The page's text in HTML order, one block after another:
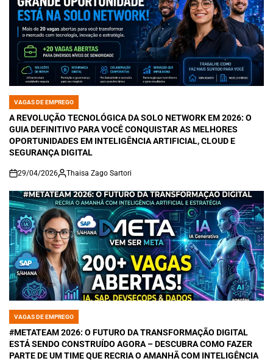
POSTED
IN
VAGAS DE EMPREGO
A REVOLUÇÃO TECNOLÓGICA DA SOLO NETWORK EM 2026: O
GUIA DEFINITIVO PARA VOCÊ CONQUISTAR AS MELHORES
OPORTUNIDADES EM INTELIGÊNCIA ARTIFICIAL, CLOUD E
SEGURANÇA DIGITAL
on
29/04/2026 Thaisa Zago Sartori
POSTED
IN
VAGAS DE EMPREGO
#METATEAM 2026: O FUTURO DA TRANSFORMAÇÃO DIGITAL
ESTÁ SENDO CONSTRUÍDO AGORA – DESCUBRA COMO FAZER
PARTE DE UM TIME QUE RECRIA O AMANHÃ COM INTELIGÊNCIA